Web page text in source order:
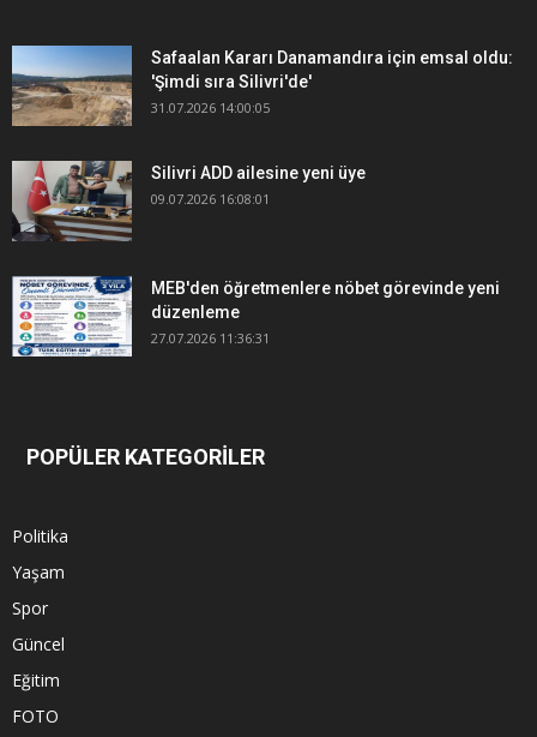
Safaalan Kararı Danamandıra için emsal oldu:
'Şimdi sıra Silivri'de'
31.07.2026 14:00:05
Silivri ADD ailesine yeni üye
09.07.2026 16:08:01
MEB'den öğretmenlere nöbet görevinde yeni
düzenleme
27.07.2026 11:36:31
POPÜLER KATEGORİLER
Politika
Yaşam
Spor
Güncel
Eğitim
FOTO